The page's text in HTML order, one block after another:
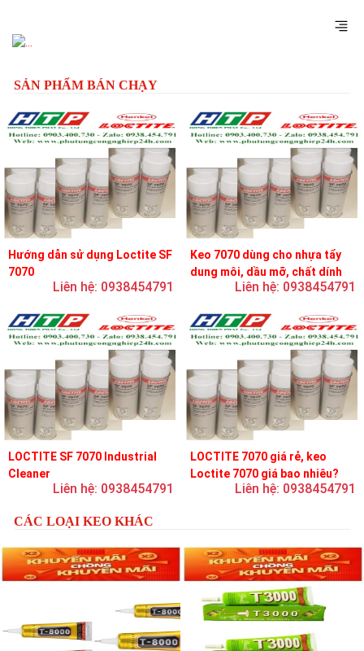
SẢN PHẨM BÁN CHẠY
Hướng dẫn sử dụng Loctite SF
7070
Liên hệ: 0938454791
Keo 7070 dùng cho nhựa tẩy
dung môi, dầu mỡ, chất dính
và chất bôi trơnLiên hệ: 0938454791
LOCTITE SF 7070 Industrial
Cleaner
Liên hệ: 0938454791
LOCTITE 7070 giá rẻ, keo
Loctite 7070 giá bao nhiêu?
Liên hệ: 0938454791
CÁC LOẠI KEO KHÁC